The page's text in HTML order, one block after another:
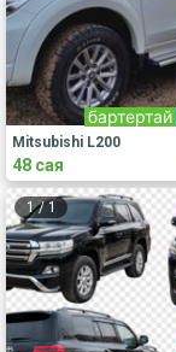
бартертай
Mitsubishi L200
48 сая
1/1